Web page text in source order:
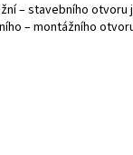
– stavebního otvoru
– montážního